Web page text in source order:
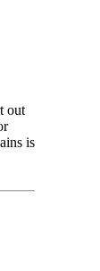
out
is